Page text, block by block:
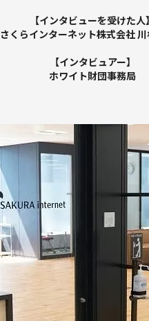
【インタビューを受けた人】
さくらインターネット株式会社
【インタビュアー】
ホワイト財団事務局